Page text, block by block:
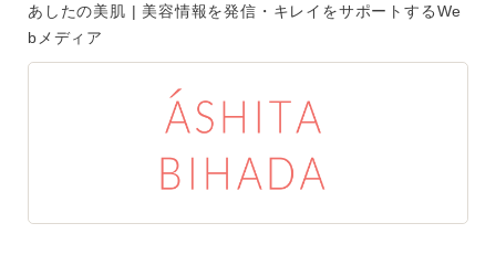
あしたの美肌 | 美容情報を発信・キレイをサポートするWe
bメディア